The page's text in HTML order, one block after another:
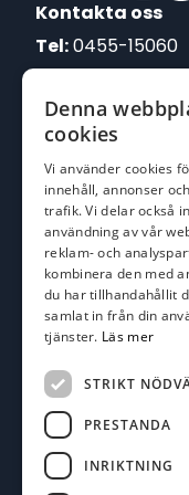
Kontakta oss
Tel:0455-15060
E-post:
kim@batofiske.se
Adress
Karlskrona Båt &
Lallerstedts gata
371 54 Karlskrona
Följ oss
Facebook
Denna
cookies
Vi använder cookies
innehåll, annonser
trafik. Vi delar också
användning av vår
reklam- och
kombinera den med
du har tillhandahållit
samlat in från din
tjänster. Läs mer
STRIKT
PRESTANDA
INRIKTNING